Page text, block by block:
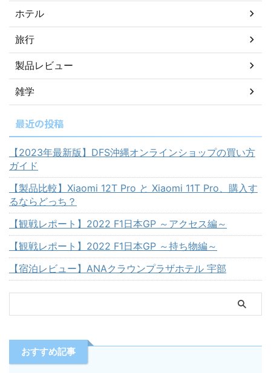
ホテル
旅行
製品レビュー
雑学
最近の投稿
【2023年最新版】DFS沖縄オンラインショップの買い方
ガイド
【製品比較】Xiaomi 12T Pro と Xiaomi 11T Pro、購入す
るならどっち？
【観戦レポート】2022 F1日本GP ～アクセス編～
【観戦レポート】2022 F1日本GP ～持ち物編～
【宿泊レビュー】ANAクラウンプラザホテル 宇部
おすすめ記事